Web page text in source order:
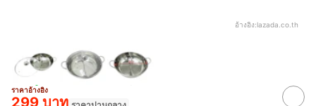
อ้างอิง:lazada.co.th
ราคาอ้างอิง
299 บาท